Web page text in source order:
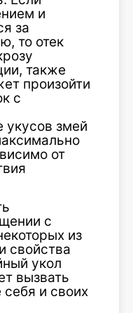
и
за
то отек
также
произойти
с
укусов змей
от
с
из
свойства
укол
вызвать
себя и своих